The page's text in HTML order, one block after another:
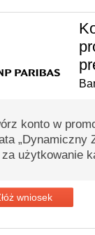
konto w
„Dynamiczny
za użytkowanie
wniosek